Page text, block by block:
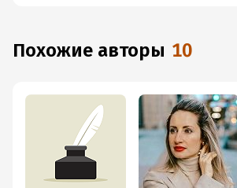
Похожие авторы 10